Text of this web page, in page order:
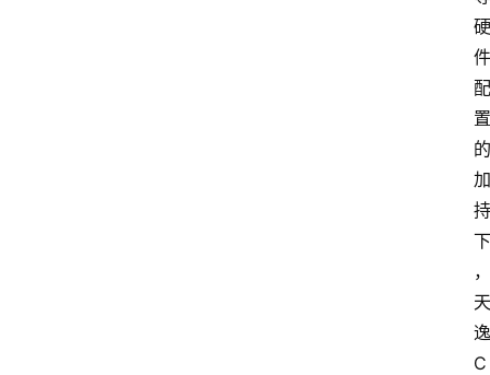
硬
件
配
置
的
加
持
下
，
天
逸
C